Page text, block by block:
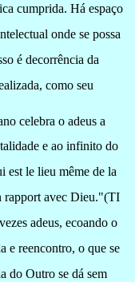
cumprida. Há espaço
onde se possa
é decorrência da
como seu
celebra o adeus a
e ao infinito do
est le lieu même de la
rapport avec Dieu."(TI
adeus, ecoando o
e reencontro, o que se
do Outro se dá sem